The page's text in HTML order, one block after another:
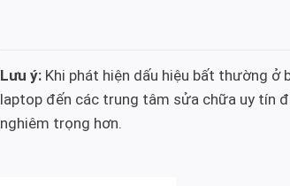
Lưu ý: Khi phát hiện dấu hiệu bất thường ở
laptop đến các trung tâm sửa chữa uy tín
nghiêm trọng hơn.